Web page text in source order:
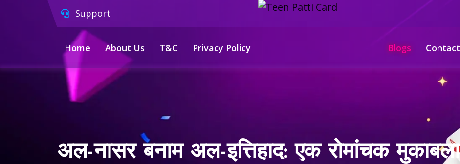
Support
Home About Us T&C Privacy Policy Blogs Contact
अल-नासर बनाम अल-इत्तिहाद: एक रोमांचक मुकाबला